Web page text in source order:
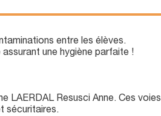
entre les élèves.
une hygiène parfaite !
LAERDAL Resusci Anne. Ces voies
sécuritaires.